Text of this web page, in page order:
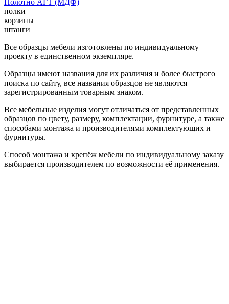
полки
корзины
штанги
Все образцы мебели изготовлены по индивидуальному
проекту в единственном экземпляре.
Образцы имеют названия для их различия и более быстрого
поиска по сайту, все названия образцов не являются
зарегистрированным товарным знаком.
Все мебельные изделия могут отличаться от представленных
образцов по цвету, размеру, комплектации, фурнитуре, а также
способами монтажа и производителями комплектующих и
фурнитуры.
Способ монтажа и крепёж мебели по индивидуальному заказу
выбирается производителем по возможности её применения.